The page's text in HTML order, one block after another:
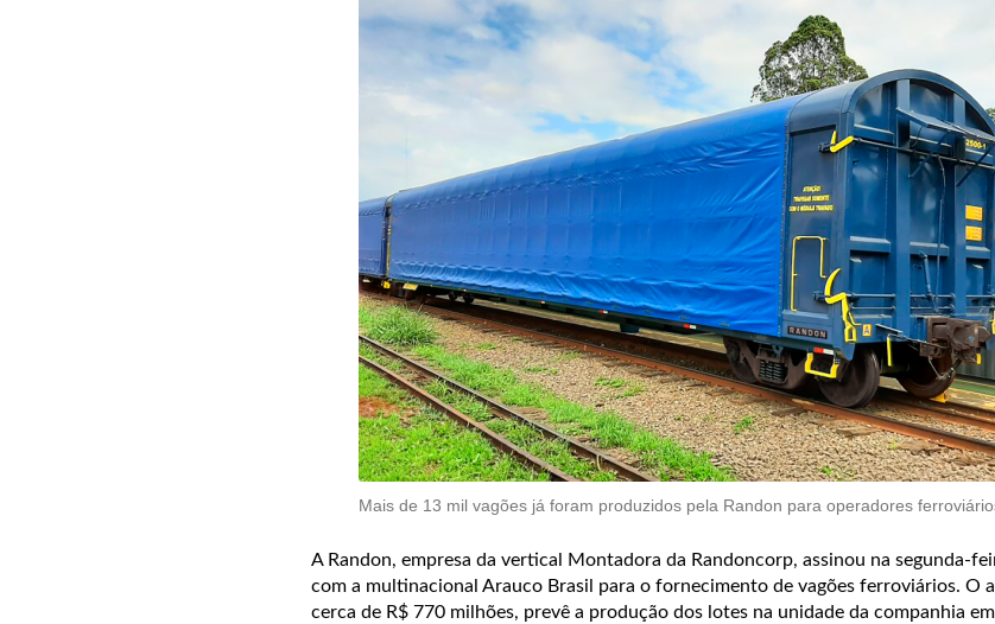
Mais de 13 mil vagões já foram produzidos pela Randon para operadores
A Randon, empresa da vertical Montadora da Randoncorp, assinou na segunda-
com a multinacional Arauco Brasil para o fornecimento de vagões ferroviários. O
cerca de R$ 770 milhões, prevê a produção dos lotes na unidade da companhia